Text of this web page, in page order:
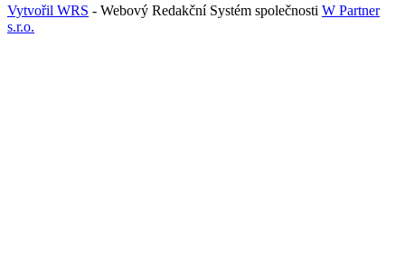
Vytvořil WRS - Webový Redakční Systém společnosti W Partner
s.r.o.